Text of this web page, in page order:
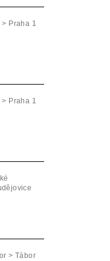
> Praha 1
> Praha 1
> Tábor